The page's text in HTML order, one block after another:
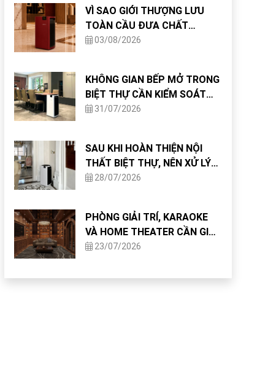
VÌ SAO GIỚI THƯỢNG LƯU
TOÀN CẦU ĐƯA CHẤT
LƯỢNG KHÔNG KHÍ VÀO TIÊU
03/08/2026
KHÔNG GIAN BẾP MỞ TRONG
BIỆT THỰ CẦN KIỂM SOÁT
CHẤT LƯỢNG KHÔNG KHÍ
31/07/2026
SAU KHI HOÀN THIỆN NỘI
THẤT BIỆT THỰ, NÊN XỬ LÝ
CHẤT LƯỢNG KHÔNG KHÍ
28/07/2026
PHÒNG GIẢI TRÍ, KARAOKE
VÀ HOME THEATER CẦN GIẢI
PHÁP KHÔNG KHÍ GÌ?
23/07/2026